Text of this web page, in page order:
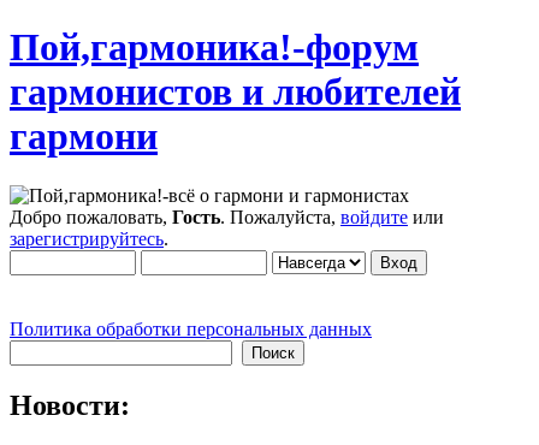
Пой,гармоника!-форум
гармонистов и любителей
гармони
Добро пожаловать, Гость. Пожалуйста, войдите или
зарегистрируйтесь.
Политика обработки персональных данных
Новости: